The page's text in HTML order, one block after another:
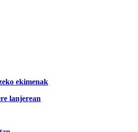
ekimenak
lanjerean